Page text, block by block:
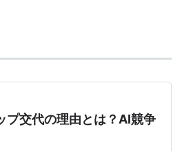
エンジン。
が閲覧できる。
交代の理由とは？AI競争